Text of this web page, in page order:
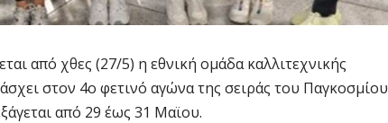
από χθες (27/5) η εθνική ομάδα καλλιτεχνικής
στον 4ο φετινό αγώνα της σειράς του Παγκοσμίου
από 29 έως 31 Μαϊου.